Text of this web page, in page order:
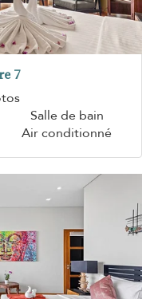
7
Salle de bain
Air conditionné